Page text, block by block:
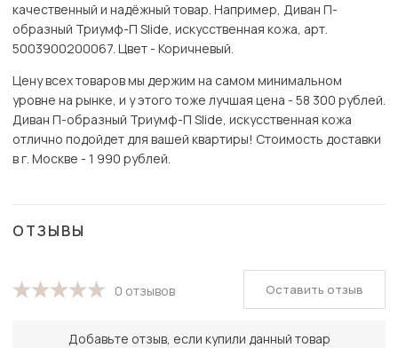
качественный и надёжный товар. Например, Диван П-
образный Триумф-П Slide, искусственная кожа, арт.
5003900200067. Цвет - Коричневый.
Цену всех товаров мы держим на самом минимальном
уровне на рынке, и у этого тоже лучшая цена - 58 300 рублей.
Диван П-образный Триумф-П Slide, искусственная кожа
отлично подойдет для вашей квартиры! Стоимость доставки
в г. Москве - 1 990 рублей.
ОТЗЫВЫ
0 отзывов
Добавьте отзыв, если купили данный товар
Оставить отзыв